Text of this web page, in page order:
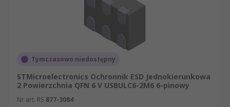
Tymczasowo niedostępny
STMicroelectronics Ochronnik ESD Jednokierunkowa
2 Powierzchnia QFN 6 V USBULC6-2M6 6-pinowy
Nr art. RS 877-3084